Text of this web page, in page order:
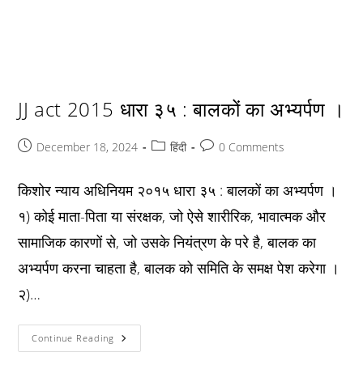
JJ act 2015 धारा ३५ : बालकों का अभ्यर्पण ।
PostDecember 18, 2024
Postहिंदी
Post0 Comments
किशोर न्याय अधिनियम २०१५ धारा ३५ : बालकों का अभ्यर्पण ।
१) कोई माता-पिता या संरक्षक, जो ऐसे शारीरिक, भावात्मक और
सामाजिक कारणों से, जो उसके नियंत्रण के परे है, बालक का
अभ्यर्पण करना चाहता है, बालक को समिति के समक्ष पेश करेगा ।
२)…
Continue Reading JJ
Act